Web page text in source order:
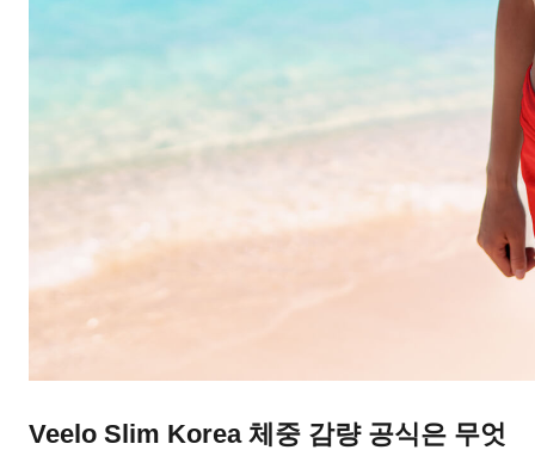
Veelo Slim Korea 체중 감량 공식은 무엇